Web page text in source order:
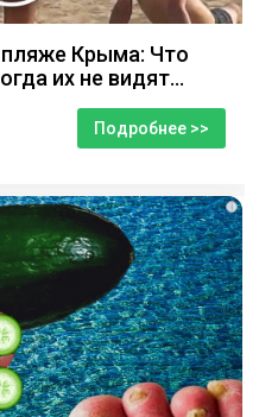
Крыма: Что
их не видят...
Подробнее >>
i